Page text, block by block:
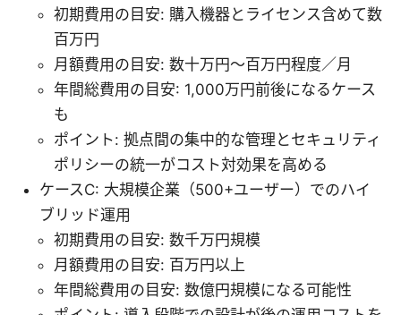
初期費用の目安: 購入機器とライセンス含めて数
百万円
月額費用の目安: 数十万円〜百万円程度／月
年間総費用の目安: 1,000万円前後になるケース
も
ポイント: 拠点間の集中的な管理とセキュリティ
ポリシーの統一がコスト対効果を高める
ケースC: 大規模企業（500+ユーザー）でのハイ
ブリッド運用
初期費用の目安: 数千万円規模
月額費用の目安: 百万円以上
年間総費用の目安: 数億円規模になる可能性